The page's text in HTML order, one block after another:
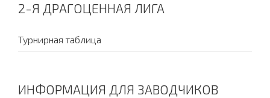
2-Я ДРАГОЦЕННАЯ ЛИГА
Турнирная таблица
ИНФОРМАЦИЯ ДЛЯ ЗАВОДЧИКОВ